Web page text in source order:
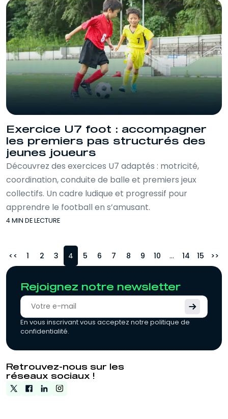
Exercice U7 foot : accompagner
les premiers pas structurés des
jeunes joueurs
Découvrez des exercices U7 adaptés : motricité,
coordination, conduite de balle et premiers jeux
collectifs. Un cadre ludique et progressif pour
apprendre le football en s’amusant.
4 MIN DE LECTURE
< 1 2 3 4 5 6 7 8 9 10 ... 14 15 >
Rejoignez notre newsletter
En vous inscrivant vous acceptez notre politique de
confidentialité.
Retrouvez-nous sur les
réseaux sociaux !